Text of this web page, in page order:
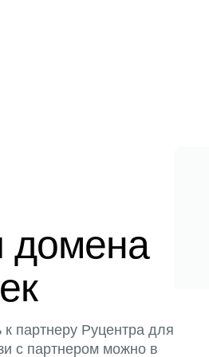
домена
партнеру Руцентра для
с партнером можно в